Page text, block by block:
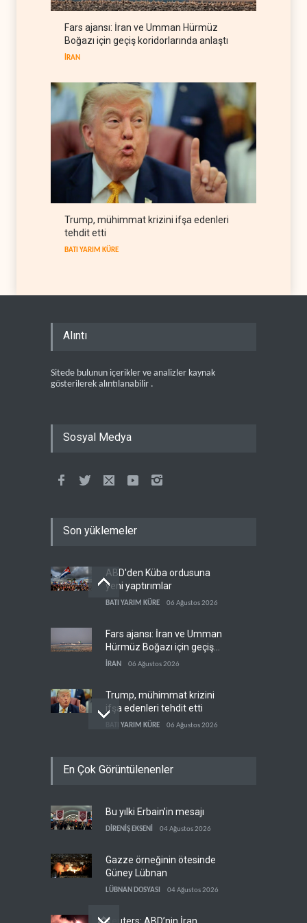
LÜBNAN 06 Ağustos 2026
BM yetkilisinden İsrail'e gizli
belge akışı
Fars ajansı: İran ve Umman Hürmüz
Boğazı için geçiş koridorlarında anlaştı
İRAN
Trump, mühimmat krizini ifşa edenleri
tehdit etti
BATI YARIM KÜRE
Alıntı
Sitede bulunun içerikler ve analizler kaynak
gösterilerek alıntılanabilir .
Sosyal Medya
Son yüklemeler
ABD'den Küba ordusuna
yeni yaptırımlar
BATI YARIM KÜRE 06 Ağustos 2026
Fars ajansı: İran ve Umman
Hürmüz Boğazı için geçiş
koridorlarında anlaştı
İRAN 06 Ağustos 2026
Trump, mühimmat krizini
ifşa edenleri tehdit etti
BATI YARIM KÜRE 06 Ağustos 2026
Şeria'da işgalci
İsrail, beyin göçünde rekora
koşuyor
En Çok Görüntülenenler
Bu yılki Erbain’in mesajı
DİRENİŞ EKSENİ 04 Ağustos 2026
Gazze örneğinin ötesinde
Güney Lübnan
LÜBNAN DOSYASI 04 Ağustos 2026
Reuters: ABD’nin İran